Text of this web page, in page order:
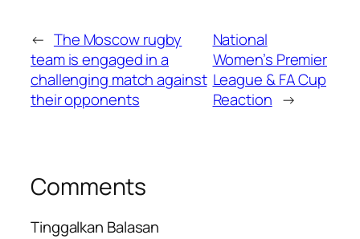
← The Moscow rugby
team is engaged in a
challenging match against
their opponents
National
Women’s Premier
League & FA Cup
Reaction →
Comments
Tinggalkan Balasan